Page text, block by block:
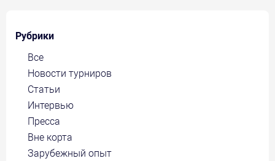
Рубрики
Все
Новости турниров
Статьи
Интервью
Пресса
Вне корта
Зарубежный опыт